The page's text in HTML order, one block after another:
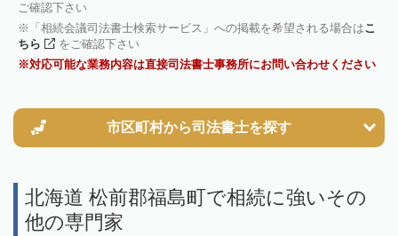
ご確認下さい
「相続会議司法書士検索サービス」への掲載を希望される場合はこ
ちら
をご確認下さい
対応可能な業務内容は直接司法書士事務所にお問い合わせください
市区町村から司法書士を探す
北海道 松前郡福島町で相続に強いその
他の専門家